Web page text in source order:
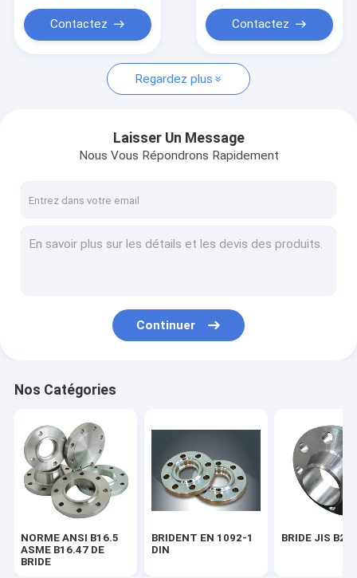
Cas
NORME ANSI B16.5 ASME B16.47 DE BRIDE
BRIDE JIS B2220
GOST 33259 DE BRIDE
EN 10253 DU MONTAGE DE TUYAU DIN
PIÈCE EN T DE TUYAU D'ACIER
Réducteur de tuyau d'acier
Chapeau de tuyau d'acier
FROGED ADAPTANT ASME B16.11
Contactez Contactez
Regardez plus
Laisser Un Message
Nous Vous Répondrons Rapidement
Continuer
Nos Catégories
NORME ANSI B16.5
ASME B16.47 DE
BRIDE
BRIDENT EN 1092-1
DIN
BRIDE JIS